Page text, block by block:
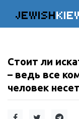
JEWISH
Стоит ли
– ведь все
человек